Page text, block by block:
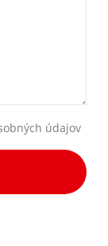
údajov